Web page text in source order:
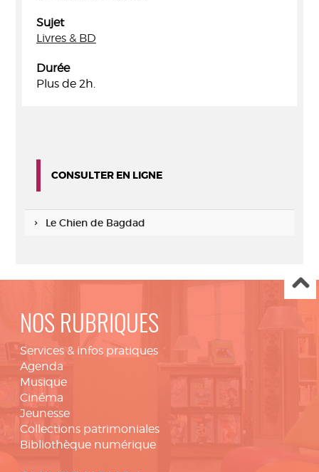
Sujet
Livres & BD
Durée
Plus de 2h.
CONSULTER EN LIGNE
Le Chien de Bagdad
NOS RUBRIQUES
Services & infos pratiques
Agenda
Musique
Cinéma
Jeunesse
Collections patrimoniales
Bibliothèque numérique